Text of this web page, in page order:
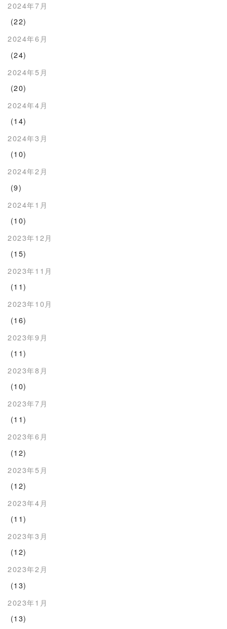
2024年7月
(22)
2024年6月
(24)
2024年5月
(20)
2024年4月
(14)
2024年3月
(10)
2024年2月
(9)
2024年1月
(10)
2023年12月
(15)
2023年11月
(11)
2023年10月
(16)
2023年9月
(11)
2023年8月
(10)
2023年7月
(11)
2023年6月
(12)
2023年5月
(12)
2023年4月
(11)
2023年3月
(12)
2023年2月
(13)
2023年1月
(13)